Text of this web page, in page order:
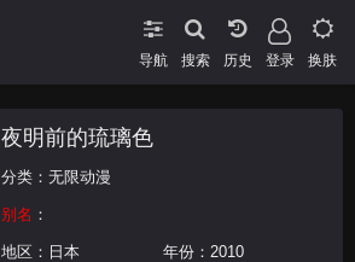
导航 搜索 登录 换肤
夜明前的琉璃色
分类： 无限动漫
别名 ：
地区： 日本 年份： 2010